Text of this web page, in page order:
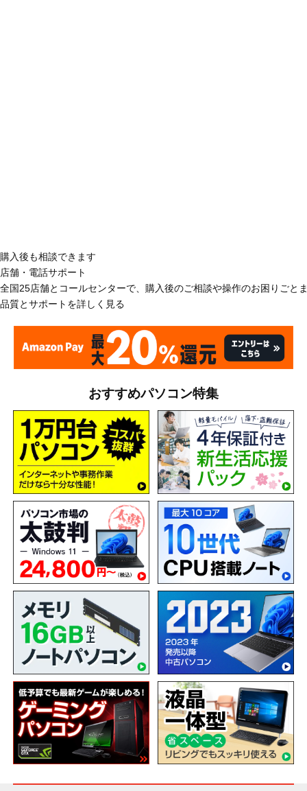
購入後も相談できます
店舗・電話サポート
全国25店舗とコールセンターで、購入後のご相談や操作のお困りごと
品質とサポートを詳しく見る
おすすめパソコン特集